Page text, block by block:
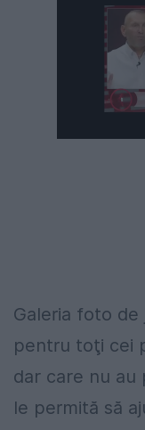
Galeria foto
pentru toţi cei
dar care nu au
le permită să